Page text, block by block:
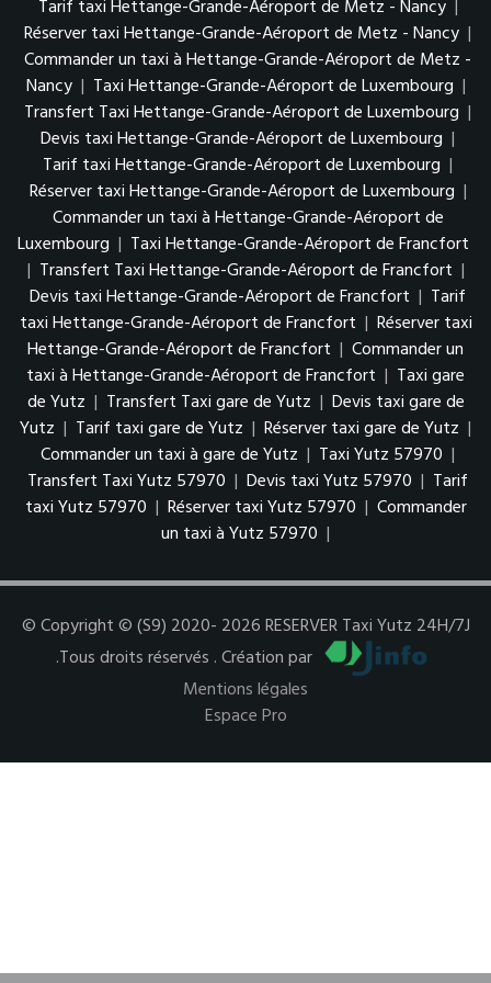
Tarif taxi Hettange-Grande-Aéroport de Metz - Nancy |
Réserver taxi Hettange-Grande-Aéroport de Metz - Nancy |
Commander un taxi à Hettange-Grande-Aéroport de Metz -
Nancy | Taxi Hettange-Grande-Aéroport de Luxembourg |
Transfert Taxi Hettange-Grande-Aéroport de Luxembourg |
Devis taxi Hettange-Grande-Aéroport de Luxembourg |
Tarif taxi Hettange-Grande-Aéroport de Luxembourg |
Réserver taxi Hettange-Grande-Aéroport de Luxembourg |
Commander un taxi à Hettange-Grande-Aéroport de
Luxembourg | Taxi Hettange-Grande-Aéroport de Francfort
| Transfert Taxi Hettange-Grande-Aéroport de Francfort |
Devis taxi Hettange-Grande-Aéroport de Francfort | Tarif
taxi Hettange-Grande-Aéroport de Francfort | Réserver taxi
Hettange-Grande-Aéroport de Francfort | Commander un
taxi à Hettange-Grande-Aéroport de Francfort | Taxi gare
de Yutz | Transfert Taxi gare de Yutz | Devis taxi gare de
Yutz | Tarif taxi gare de Yutz | Réserver taxi gare de Yutz |
Commander un taxi à gare de Yutz | Taxi Yutz 57970 |
Transfert Taxi Yutz 57970 | Devis taxi Yutz 57970 | Tarif
taxi Yutz 57970 | Réserver taxi Yutz 57970 | Commander
un taxi à Yutz 57970 |
© Copyright © (S9) 2020- 2026 RESERVER Taxi Yutz 24H/7J
.Tous droits réservés . Création par
Mentions légales
Espace Pro